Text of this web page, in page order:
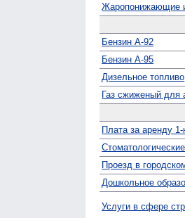
Жаро­понижающие
Бензин А-92
Бензин А-95
Дизельное топливо
Газ сжиженый для
Плата за аренду
Проезд в
Дошкольное
Услуги в сфере